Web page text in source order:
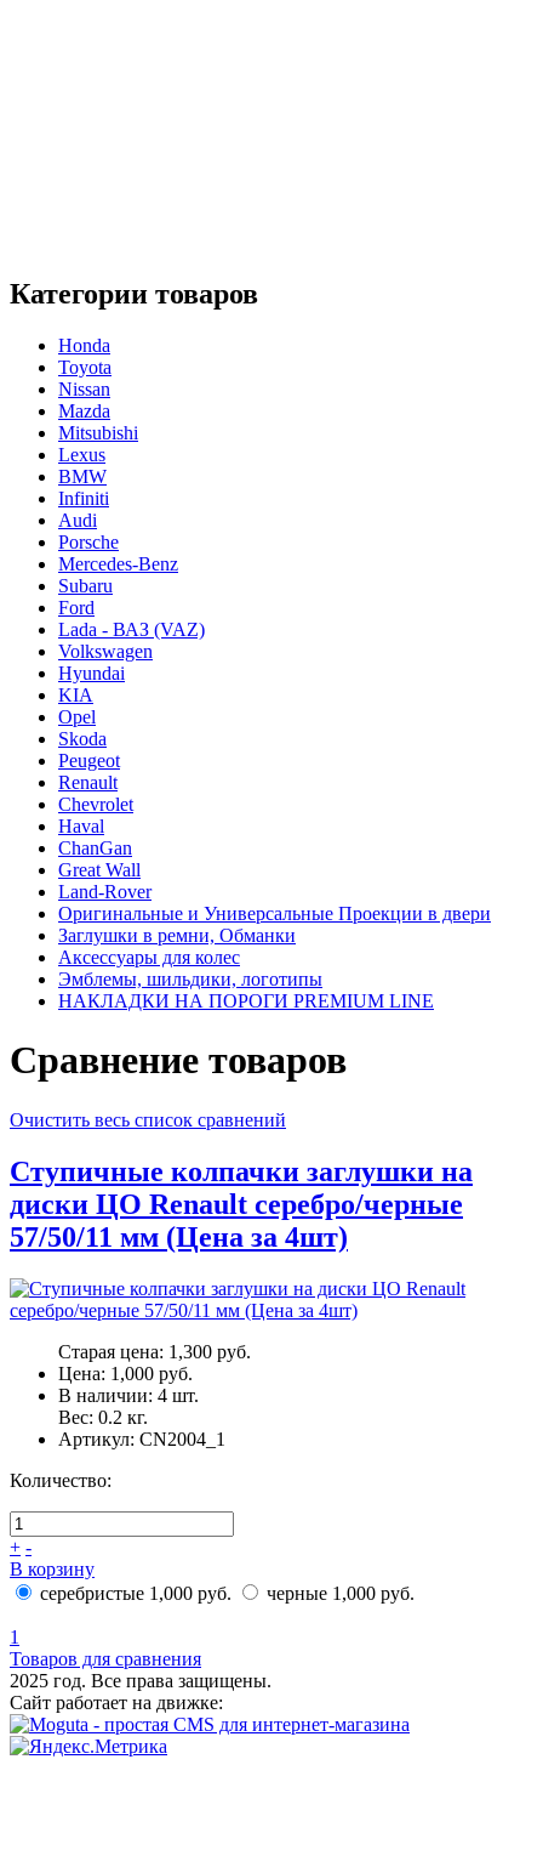
Категории товаров
Honda
Toyota
Nissan
Mazda
Mitsubishi
Lexus
BMW
Infiniti
Audi
Porsche
Mercedes-Benz
Subaru
Ford
Lada - ВАЗ (VAZ)
Volkswagen
Hyundai
KIA
Opel
Skoda
Peugeot
Renault
Chevrolet
Haval
ChanGan
Great Wall
Land-Rover
Оригинальные и Универсальные Проекции в двери
Заглушки в ремни, Обманки
Аксессуары для колес
Эмблемы, шильдики, логотипы
НАКЛАДКИ НА ПОРОГИ PREMIUM LINE
Сравнение товаров
Очистить весь список сравнений
Ступичные колпачки заглушки на
диски ЦО Renault серебро/черные
57/50/11 мм (Цена за 4шт)
Старая цена: 1,300 руб.
Цена: 1,000 руб.
В наличии: 4 шт.
Вес: 0.2 кг.
Артикул: CN2004_1
Количество:
+ -
В корзину
серебристые 1,000 руб. черные 1,000 руб.
1
Товаров для сравнения
2025 год. Все права защищены.
Сайт работает на движке: